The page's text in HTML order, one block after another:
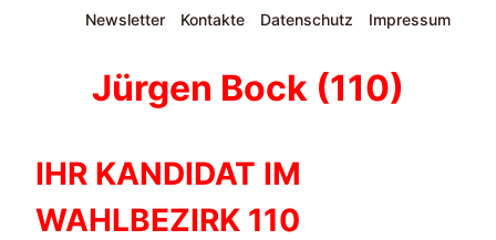
Newsletter
Kontakte Datenschutz Impressum
Jürgen Bock (110)
IHR KANDIDAT IM
WAHLBEZIRK 110